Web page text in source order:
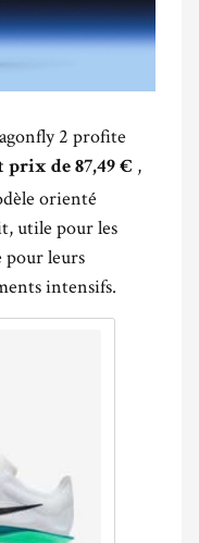
2 profite
de 87,49 € ,
orienté
utile pour les
pour leurs
intensifs.